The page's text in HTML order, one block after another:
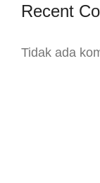
Recent
Tidak ada